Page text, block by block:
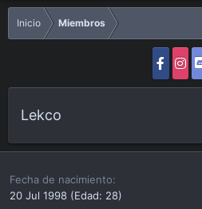
Inicio Miembros
Lekco
Fecha de nacimiento
20 Jul 1998 (Edad: 28)